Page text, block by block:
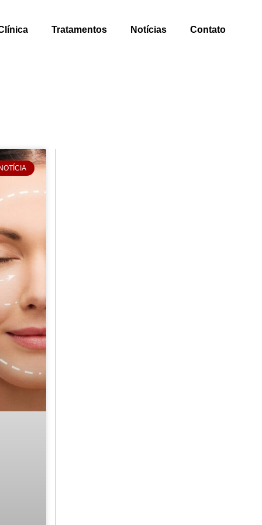
Tratamentos Notícias Contato
NOTÍCIA